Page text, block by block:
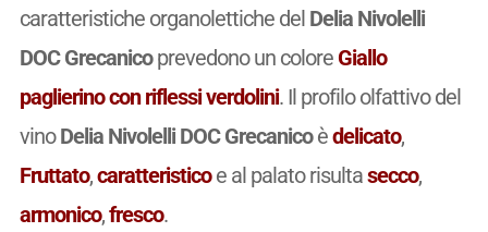
caratteristiche organolettiche delDelia Nivolelli
DOC Grecanicoprevedono un colore Giallo
paglierino con riflessi verdolini. Il profilo olfattivo del
vinoDelia Nivolelli DOC Grecanicoèdelicato,
Fruttato,caratteristicoe al palato risultasecco,
armonico,fresco.